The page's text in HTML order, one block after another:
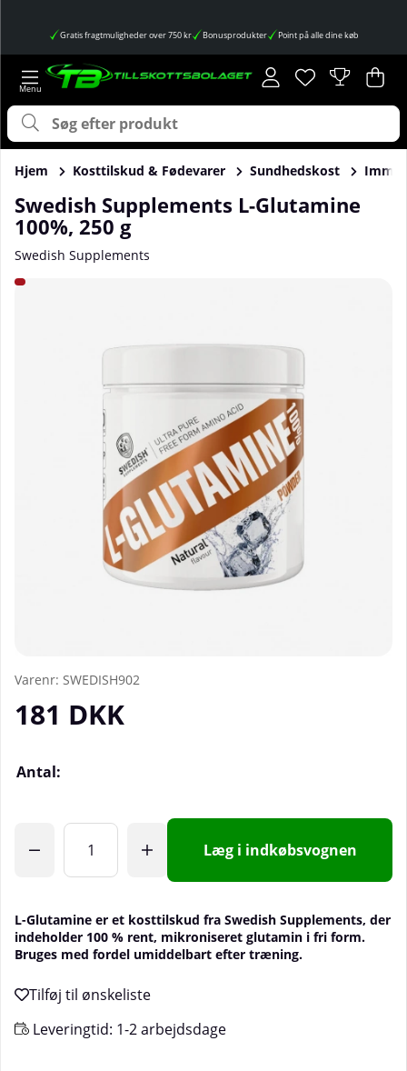
Gratis fragtmuligheder over 750 kr Bonusprodukter Point på alle dine køb
Ønskeliste
Antal på
. .
Hjem Kosttilskud & Fødevarer Sundhedskost
Swedish Supplements L-Glutamine
100%, 250 g
Swedish Supplements
Produktbilleder Swedish Supplements L-Glutamine 100%,
Varenr: SWEDISH902
181 DKK
Antal:
Læg i indkøbsvognen
L-Glutamine er et kosttilskud fra Swedish Supplements, der
indeholder 100 % rent, mikroniseret glutamin i fri form.
Bruges med fordel umiddelbart efter træning.
Leveringtid: 1-2 arbejdsdage